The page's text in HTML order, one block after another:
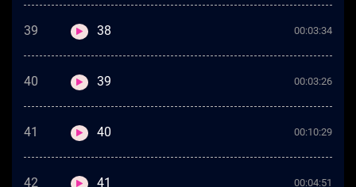
39 38 00:03:34
40 39 00:03:26
41 40 00:10:29
42 41 00:04:51